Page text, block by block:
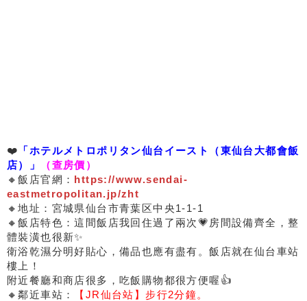
❤️ 「ホテルメトロポリタン仙台イースト（東仙台大都會飯
店）」
（查房價）
🔸飯店官網： https://www.sendai-
eastmetropolitan.jp/zht
🔸地址：宮城県仙台市青葉区中央1-1-1
🔸飯店特色：這間飯店我回住過了兩次💗房間設備齊全，整
體裝潢也很新✨
衛浴乾濕分明好貼心，備品也應有盡有。飯店就在仙台車站
樓上！
附近餐廳和商店很多，吃飯購物都很方便喔👍
🔸鄰近車站：
【JR仙台站】步行2分鐘。